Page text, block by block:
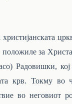
христијанската
за
Радовишки,
крв. Токму во
во неговиот